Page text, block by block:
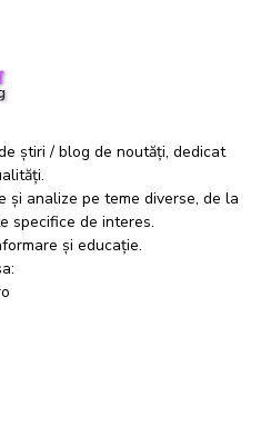
știri / blog de noutăți, dedicat
analize pe teme diverse, de la
specifice de interes.
și educație.